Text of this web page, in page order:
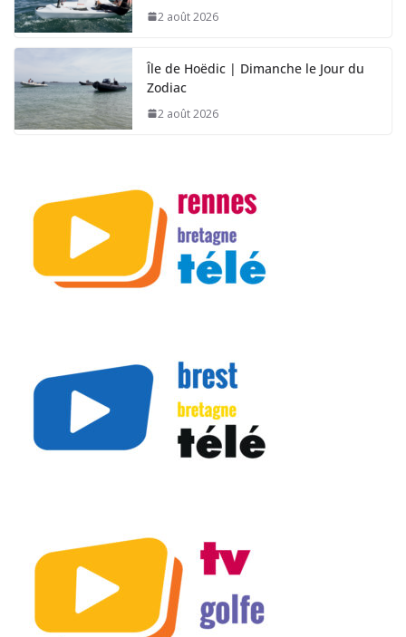
2 août 2026
Île de Hoëdic | Dimanche le Jour du
Zodiac
2 août 2026